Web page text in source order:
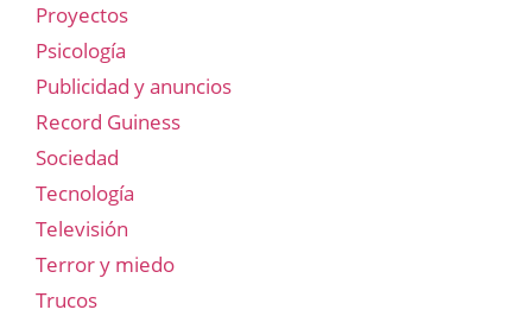
Proyectos
Psicología
Publicidad y anuncios
Record Guiness
Sociedad
Tecnología
Televisión
Terror y miedo
Trucos